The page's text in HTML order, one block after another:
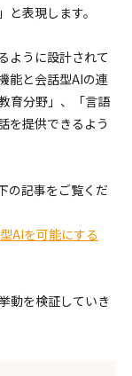
表現します。
ように設計されて
能と会話型AIの連
育分野」、「言語
を提供できるよう
の記事をご覧くだ
AIを可能にする
動を検証していき